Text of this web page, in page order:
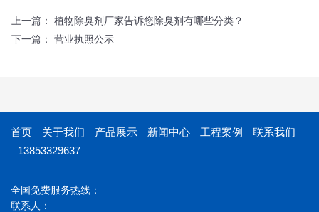
上一篇：
植物除臭剂厂家告诉您除臭剂有哪些分类？
下一篇：
营业执照公示
首页 关于我们 产品展示 新闻中心 工程案例
联系我们
13853329637
全国免费服务热线：
联系人：